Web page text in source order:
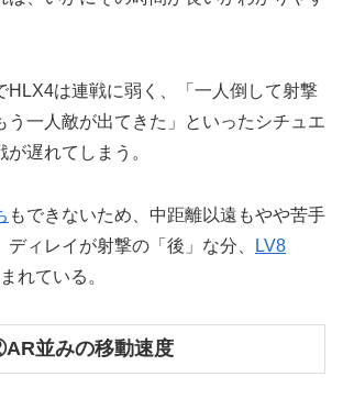
HLX4は連戦に弱く、「一人倒して射撃
う一人敵が出てきた」といったシチュエ
遅れてしまう。
もできないため、中距離以遠もやや苦手
ディレイが射撃の「後」な分、
LV8
れている。
並みの移動速度